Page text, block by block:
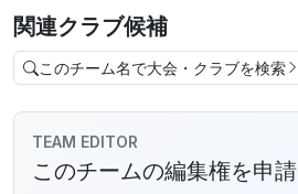
関連クラブ候補
このチーム名で大会・クラブを検索
TEAM EDITOR
このチームの編集権を申請